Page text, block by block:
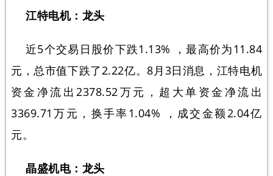
江特电机：龙头
近5个交易日股价下跌1.13% ，最高价为11.84
元，总市值下跌了2.22亿。8月3日消息，江特电机
资金净流出2378.52万元，超大单资金净流出
3369.71万元，换手率1.04% ，成交金额2.04亿
元。
晶盛机电：龙头